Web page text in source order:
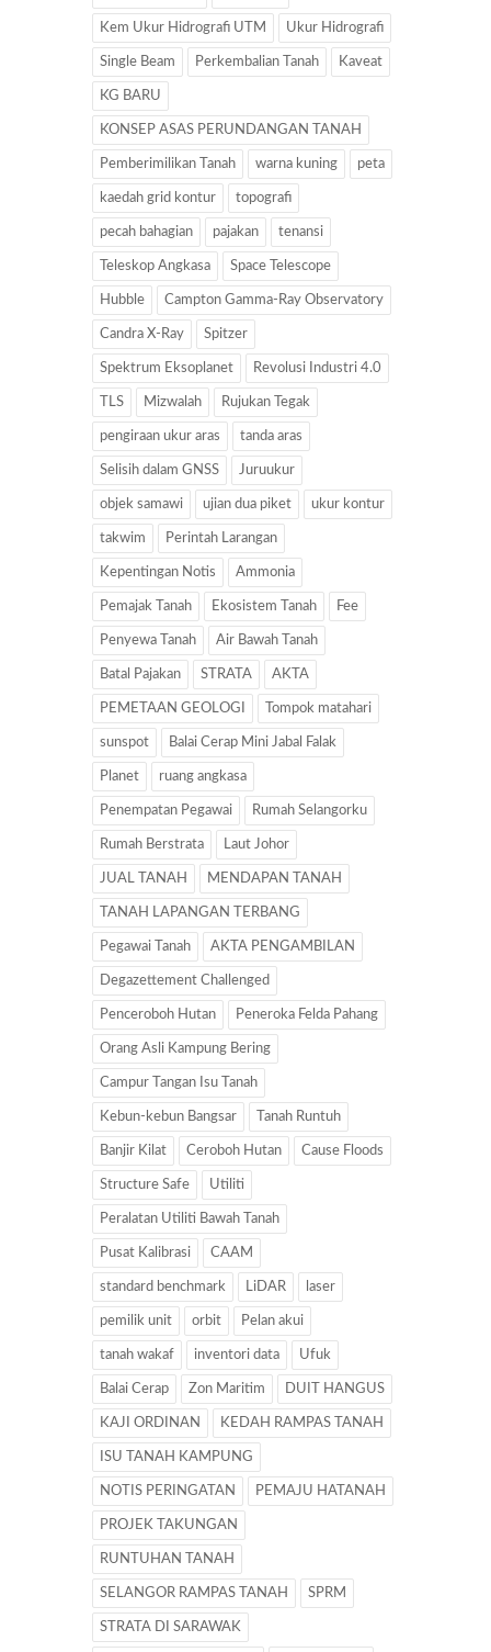
Kem Ukur Hidrografi UTM Ukur Hidrografi
Single Beam Perkembalian Tanah Kaveat
KG BARU
KONSEP ASAS PERUNDANGAN TANAH
Pemberimilikan Tanah warna kuning peta
kaedah grid kontur topografi
pecah bahagian pajakan tenansi
Teleskop Angkasa Space Telescope
Hubble Campton Gamma-Ray Observatory
Candra X-Ray Spitzer
Spektrum Eksoplanet Revolusi Industri 4.0
TLS Mizwalah Rujukan Tegak
pengiraan ukur aras tanda aras
Selisih dalam GNSS Juruukur
objek samawi ujian dua piket ukur kontur
takwim Perintah Larangan
Kepentingan Notis Ammonia
Pemajak Tanah Ekosistem Tanah Fee
Penyewa Tanah Air Bawah Tanah
Batal Pajakan STRATA AKTA
PEMETAAN GEOLOGI Tompok matahari
sunspot Balai Cerap Mini Jabal Falak
Planet ruang angkasa
Penempatan Pegawai Rumah Selangorku
Rumah Berstrata Laut Johor
JUAL TANAH MENDAPAN TANAH
TANAH LAPANGAN TERBANG
Pegawai Tanah AKTA PENGAMBILAN
Degazettement Challenged
Penceroboh Hutan Peneroka Felda Pahang
Orang Asli Kampung Bering
Campur Tangan Isu Tanah
Kebun-kebun Bangsar Tanah Runtuh
Banjir Kilat Ceroboh Hutan Cause Floods
Structure Safe Utiliti
Peralatan Utiliti Bawah Tanah
Pusat Kalibrasi CAAM
standard benchmark LiDAR laser
pemilik unit orbit Pelan akui
tanah wakaf inventori data Ufuk
Balai Cerap Zon Maritim DUIT HANGUS
KAJI ORDINAN KEDAH RAMPAS TANAH
ISU TANAH KAMPUNG
NOTIS PERINGATAN PEMAJU HATANAH
PROJEK TAKUNGAN
RUNTUHAN TANAH
SELANGOR RAMPAS TANAH SPRM
STRATA DI SARAWAK